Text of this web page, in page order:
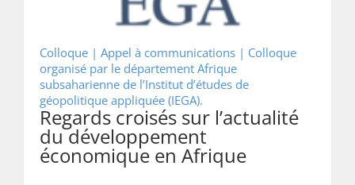
Colloque | Appel à communications | Colloque
organisé par le département Afrique
subsaharienne de l’Institut d’études de
géopolitique appliquée (IEGA).
Regards croisés sur l’actualité
du développement
économique en Afrique